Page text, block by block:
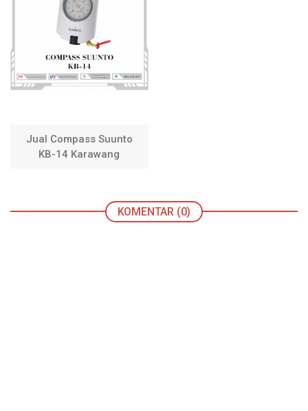
Jual Compass Suunto
KB-14 Karawang
KOMENTAR (0)